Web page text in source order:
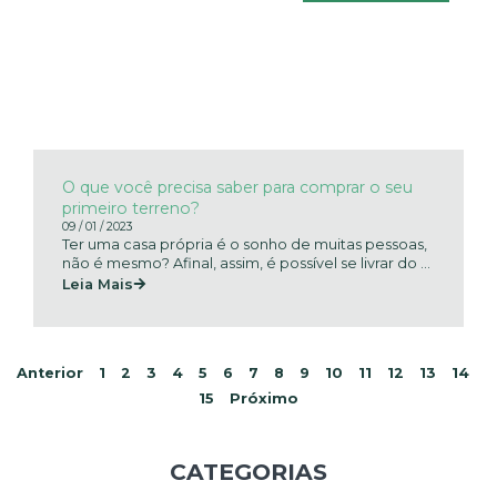
CATEGORIAS
O que você precisa saber para comprar o seu
primeiro terreno?
09 / 01 / 2023
Ter uma casa própria é o sonho de muitas pessoas,
não é mesmo? Afinal, assim, é possível se livrar do ...
Leia Mais
Anterior 1 2 3 4 5 6 7 8 9 10 11 12 13 14
15 Próximo